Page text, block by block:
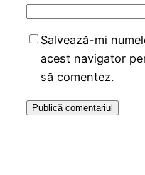
Salvează-mi
acest navigator
să comentez.